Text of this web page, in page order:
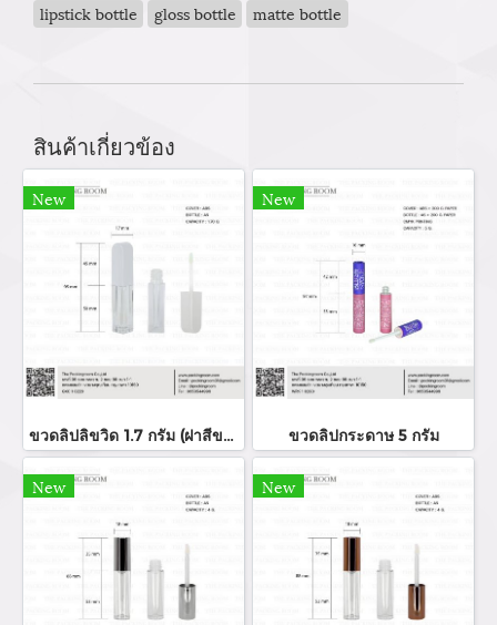
lipstick bottle
gloss bottle matte bottle
สินค้าเกี่ยวข้อง
New
ขวดลิปลิขวิด 1.7 กรัม (ฝาสีขาว)
New
ขวดลิปกระดาษ 5 กรัม
New New